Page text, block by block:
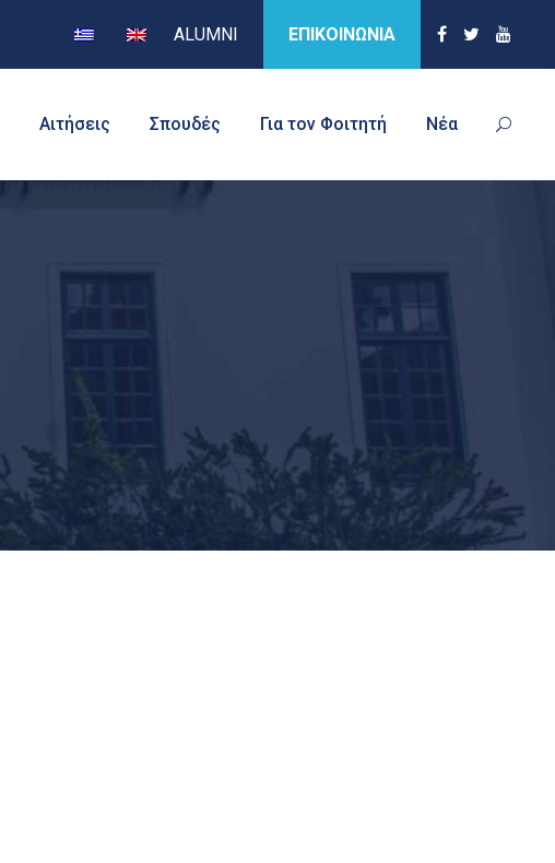
ALUMNI ΕΠΙΚΟΙΝΩΝΙΑ
Αιτήσεις Σπουδές Για τον Φοιτητή Νέα